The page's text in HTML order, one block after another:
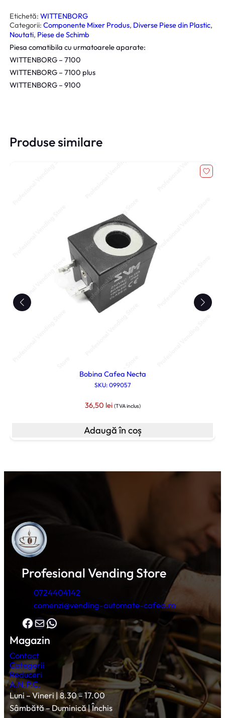
Etichetă:WITTENBORG
Categorii:Componente Mixer Produs, Diverse Piese din Plastic
Noutati, Piese de Schimb
Piesa comatibila cu urmatoarele aparate:
WITTENBORG – 7100
WITTENBORG – 7100 plus
WITTENBORG – 9100
Produse similare
Bobina Cafea Necta
SKU: 099057
36,50 lei (TVA inclus)
Adaugă în coș
Profesional Vending Store
0724404142
comenzi@vending-automate-cafea.ro
Facebook Mail WhatsApp
Magazin
Contact
Categorii
Reduceri
A.N.P.C.
Luni – Vineri | 8.30 – 17.00
Sâmbătă – Duminică | Închis